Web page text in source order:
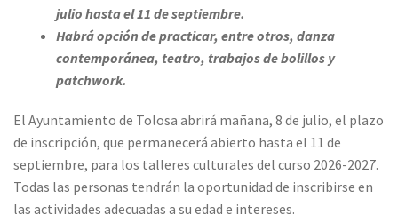
julio hasta el 11 de septiembre.
Habrá opción de practicar, entre otros, danza
contemporánea, teatro, trabajos de bolillos y
patchwork.
El Ayuntamiento de Tolosa abrirá mañana, 8 de julio, el plazo
de inscripción, que permanecerá abierto hasta el 11 de
septiembre, para los talleres culturales del curso 2026-2027.
Todas las personas tendrán la oportunidad de inscribirse en
las actividades adecuadas a su edad e intereses.